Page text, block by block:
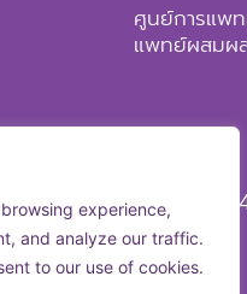
experience,
and analyze our traffic.
to our use of cookies.
ศูนย์การแพท
แพทย์ผสมผส
Copyright ©